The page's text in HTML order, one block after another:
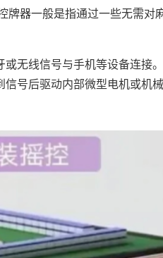
牌器一般是指通过一些无需对
无线信号与手机等设备连接
号后驱动内部微型电机或机